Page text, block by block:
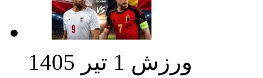
ورزش 1 تیر 1405